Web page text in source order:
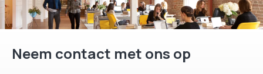
Neem contact met ons op